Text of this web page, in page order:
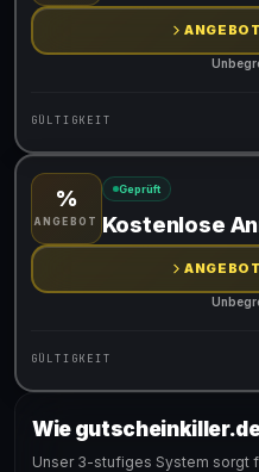
GÜLTIGKEIT
Gültig für teilnehmende
%
ANGEBOT
Geprüft
Kostenlose
GÜLTIGKEIT
Gültig für teilnehmende
Wie
Unser 3-stufiges System sorgt